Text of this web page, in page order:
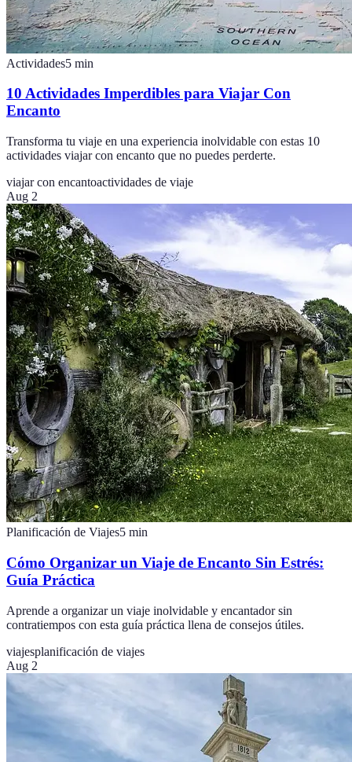
Actividades5 min
10 Actividades Imperdibles para Viajar Con
Encanto
Transforma tu viaje en una experiencia inolvidable con estas 10
actividades viajar con encanto que no puedes perderte.
viajar con encantoactividades de viaje
Aug 2
Planificación de Viajes5 min
Cómo Organizar un Viaje de Encanto Sin Estrés:
Guía Práctica
Aprende a organizar un viaje inolvidable y encantador sin
contratiempos con esta guía práctica llena de consejos útiles.
viajesplanificación de viajes
Aug 2